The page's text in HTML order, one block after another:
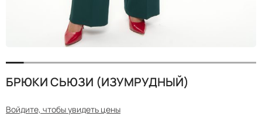
БРЮКИ СЬЮЗИ (ИЗУМРУДНЫЙ)
Войдите, чтобы увидеть цены